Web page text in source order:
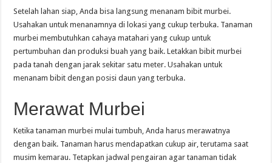
Setelah lahan siap, Anda bisa langsung menanam bibit murbei.
Usahakan untuk menanamnya di lokasi yang cukup terbuka. Tanaman
murbei membutuhkan cahaya matahari yang cukup untuk
pertumbuhan dan produksi buah yang baik. Letakkan bibit murbei
pada tanah dengan jarak sekitar satu meter. Usahakan untuk
menanam bibit dengan posisi daun yang terbuka.
Merawat Murbei
Ketika tanaman murbei mulai tumbuh, Anda harus merawatnya
dengan baik. Tanaman harus mendapatkan cukup air, terutama saat
musim kemarau. Tetapkan jadwal pengairan agar tanaman tidak